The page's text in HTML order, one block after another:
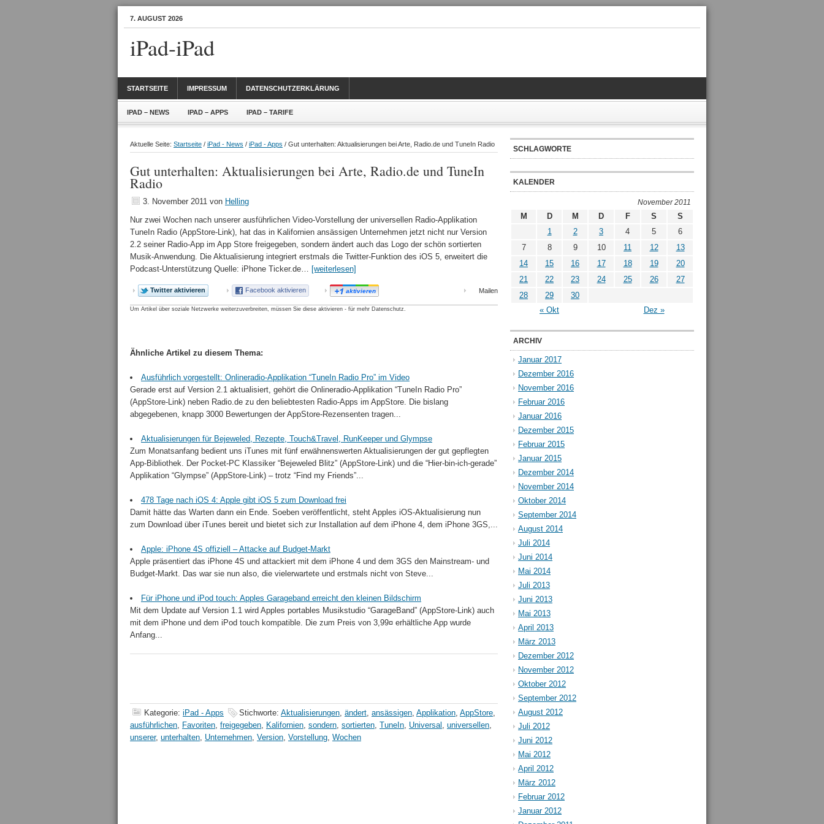
7. AUGUST 2026
iPad-iPad
STARTSEITE IMPRESSUM DATENSCHUTZERKLÄRUNG
IPAD – NEWS IPAD – APPS IPAD – TARIFE
Aktuelle Seite: Startseite / iPad - News / iPad - Apps / Gut unterhalten: Aktualisierungen bei Arte, Radio.de und TuneIn Radio
Gut unterhalten: Aktualisierungen bei Arte, Radio.de und TuneIn
Radio
3. November 2011 von Helling
Nur zwei Wochen nach unserer ausführlichen Video-Vorstellung der universellen Radio-Applikation
TuneIn Radio (AppStore-Link), hat das in Kalifornien ansässigen Unternehmen jetzt nicht nur Version
2.2 seiner Radio-App im App Store freigegeben, sondern ändert auch das Logo der schön sortierten
Musik-Anwendung. Die Aktualisierung integriert erstmals die Twitter-Funktion des iOS 5, erweitert die
Podcast-Unterstützung Quelle: iPhone Ticker.de… [weiterlesen]
Twitter aktivieren Facebook aktivieren aktivieren Mailen
Um Artikel über soziale Netzwerke weiterzuverbreiten, müssen Sie diese aktivieren - für mehr Datenschutz.
Ähnliche Artikel zu diesem Thema:
Ausführlich vorgestellt: Onlineradio-Applikation “TuneIn Radio Pro” im Video
Gerade erst auf Version 2.1 aktualisiert, gehört die Onlineradio-Applikation “TuneIn Radio Pro”
(AppStore-Link) neben Radio.de zu den beliebtesten Radio-Apps im AppStore. Die bislang
abgegebenen, knapp 3000 Bewertungen der AppStore-Rezensenten tragen...
Aktualisierungen für Bejeweled, Rezepte, Touch&Travel, RunKeeper und Glympse
Zum Monatsanfang bedient uns iTunes mit fünf erwähnenswerten Aktualisierungen der gut gepflegten
App-Bibliothek. Der Pocket-PC Klassiker “Bejeweled Blitz” (AppStore-Link) und die “Hier-bin-ich-gerade”
Applikation “Glympse” (AppStore-Link) – trotz “Find my Friends”...
478 Tage nach iOS 4: Apple gibt iOS 5 zum Download frei
Damit hätte das Warten dann ein Ende. Soeben veröffentlicht, steht Apples iOS-Aktualisierung nun
zum Download über iTunes bereit und bietet sich zur Installation auf dem iPhone 4, dem iPhone 3GS,...
Apple: iPhone 4S offiziell – Attacke auf Budget-Markt
Apple präsentiert das iPhone 4S und attackiert mit dem iPhone 4 und dem 3GS den Mainstream- und
Budget-Markt. Das war sie nun also, die vielerwartete und erstmals nicht von Steve...
Für iPhone und iPod touch: Apples Garageband erreicht den kleinen Bildschirm
Mit dem Update auf Version 1.1 wird Apples portables Musikstudio “GarageBand” (AppStore-Link) auch
mit dem iPhone und dem iPod touch kompatible. Die zum Preis von 3,99¤ erhältliche App wurde
Anfang...
Kategorie: iPad - Apps Stichworte: Aktualisierungen, ändert, ansässigen, Applikation, AppStore,
ausführlichen, Favoriten, freigegeben, Kalifornien, sondern, sortierten, TuneIn, Universal , universellen,
unserer, unterhalten, Unternehmen, Version, Vorstellung, Wochen
SCHLAGWORTE
KALENDER
November 2011
M D M D F S S
« Okt Dez »
1 2 3 4 5
6
7
8 9 10 11 12
13
14
15 16 17 18 19
20
21
22 23 24 25 26
27
28
29 30
ARCHIV
Januar 2017
Dezember 2016
November 2016
Februar 2016
Januar 2016
Dezember 2015
Februar 2015
Januar 2015
Dezember 2014
November 2014
Oktober 2014
September 2014
August 2014
Juli 2014
Juni 2014
Mai 2014
Juli 2013
Juni 2013
Mai 2013
April 2013
März 2013
Dezember 2012
November 2012
Oktober 2012
September 2012
August 2012
Juli 2012
Juni 2012
Mai 2012
April 2012
März 2012
Februar 2012
Januar 2012